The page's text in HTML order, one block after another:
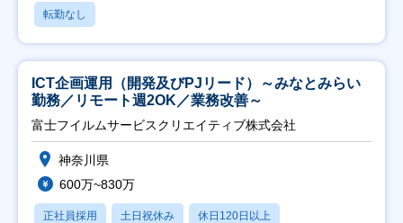
転勤なし
ICT企画運用（開発及びPJリード）～みなとみらい
勤務／リモート週2OK／業務改善～
富士フイルムサービスクリエイティブ株式会社
神奈川県
600万~830万
正社員採用 土日祝休み 休日120日以上